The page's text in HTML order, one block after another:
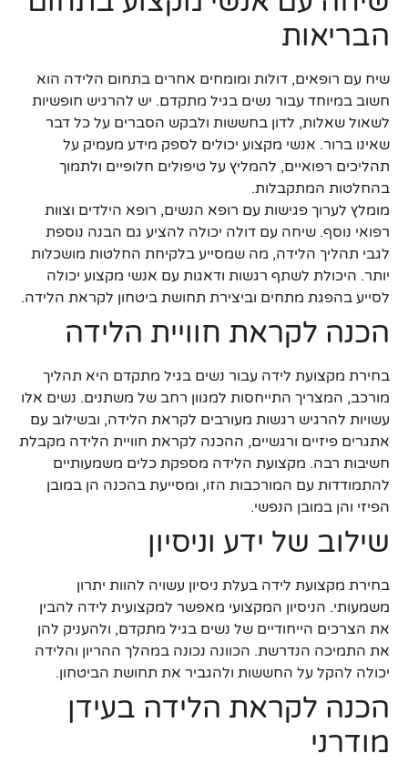
הבריאות
שיח עם רופאים, דולות ומומחים אחרים בתחום הלידה הוא
חשוב במיוחד עבור נשים בגיל מתקדם. יש להרגיש חופשיות
לשאול שאלות, לדון בחששות ולבקש הסברים על כל דבר
שאינו ברור. אנשי מקצוע יכולים לספק מידע מעמיק על
תהליכים רפואיים, להמליץ על טיפולים חלופיים ולתמוך
בהחלטות המתקבלות.
מומלץ לערוך פגישות עם רופא הנשים, רופא הילדים וצוות
רפואי נוסף. שיחה עם דולה יכולה להציע גם הבנה נוספת
לגבי תהליך הלידה, מה שמסייע בלקיחת החלטות מושכלות
יותר. היכולת לשתף רגשות ודאגות עם אנשי מקצוע יכולה
לסייע בהפגת מתחים וביצירת תחושת ביטחון לקראת הלידה.
הכנה לקראת חוויית הלידה
בחירת מקצועת לידה עבור נשים בגיל מתקדם היא תהליך
מורכב, המצריך התייחסות למגוון רחב של משתנים. נשים אלו
עשויות להרגיש רגשות מעורבים לקראת הלידה, ובשילוב עם
אתגרים פיזיים ורגשיים, ההכנה לקראת חוויית הלידה מקבלת
חשיבות רבה. מקצועת הלידה מספקת כלים משמעותיים
להתמודדות עם המורכבות הזו, ומסייעת בהכנה הן במובן
הפיזי והן במובן הנפשי.
שילוב של ידע וניסיון
בחירת מקצועת לידה בעלת ניסיון עשויה להוות יתרון
משמעותי. הניסיון המקצועי מאפשר למקצועית לידה להבין
את הצרכים הייחודיים של נשים בגיל מתקדם, ולהעניק להן
את התמיכה הנדרשת. הכוונה נכונה במהלך ההריון והלידה
יכולה להקל על החששות ולהגביר את תחושת הביטחון.
הכנה לקראת הלידה בעידן
מודרני